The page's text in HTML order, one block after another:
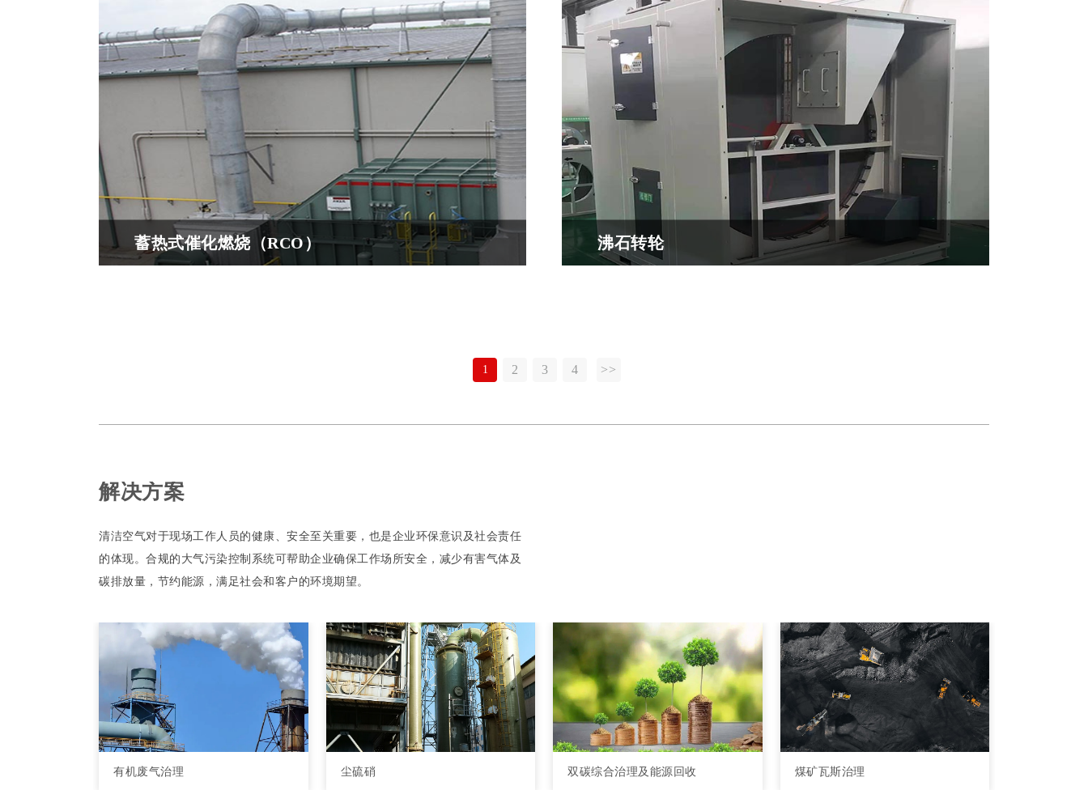
把有机废气加热到760℃（具体需要看成分）以上，使废气中的VOC
在燃烧室内被氧化分解成CO2和H2O。氧化产生的高温气体...
原理简介：在催化剂的作用下，通过催化剂的活性成分的作用，有机
物在比较低的温度（280-320℃）下氧化分解成CO2和H2...
蓄热式催化燃烧（RCO） 沸石转轮
1 2 3 4 >>
解决方案
清洁空气对于现场工作人员的健康、安全至关重要，也是企业环保意识及社会责任
的体现。合规的大气污染控制系统可帮助企业确保工作场所安全，减少有害气体及
碳排放量，节约能源，满足社会和客户的环境期望。
有机废气治理 尘硫硝 双碳综合治理及能源回收 煤矿瓦斯治理